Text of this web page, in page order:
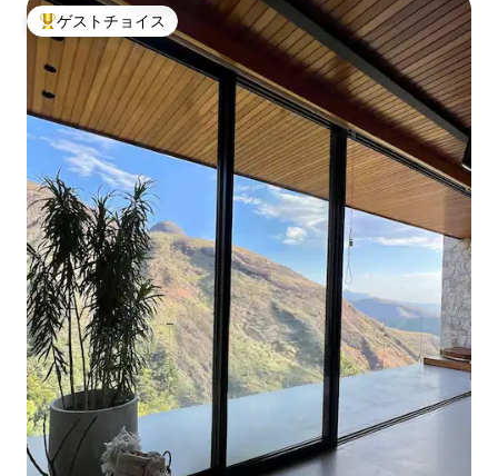
大好評のゲストチョイスです。
ゲストチョイス